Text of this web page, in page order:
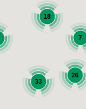
18
33
26
7